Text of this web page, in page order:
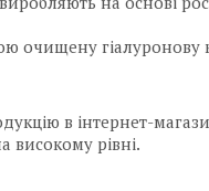
очищену гіалуронову
в інтернет-
високому рівні.